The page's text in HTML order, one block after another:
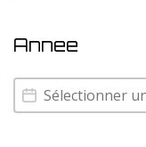
Annee
Annee
Annee